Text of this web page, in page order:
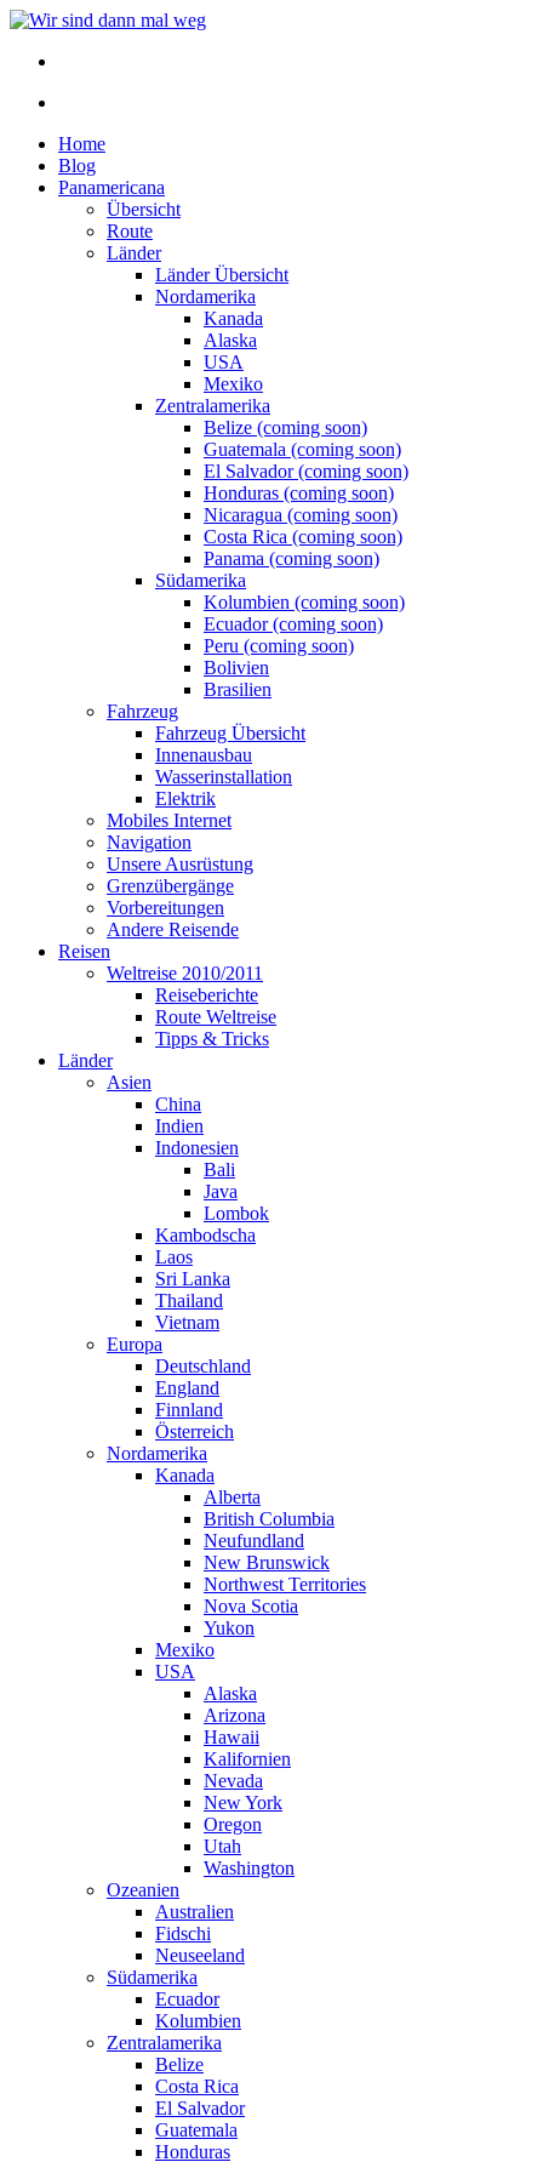
Home
Blog
Panamericana
Übersicht
Route
Länder
Länder Übersicht
Nordamerika
Kanada
Alaska
USA
Mexiko
Zentralamerika
Belize (coming soon)
Guatemala (coming soon)
El Salvador (coming soon)
Honduras (coming soon)
Nicaragua (coming soon)
Costa Rica (coming soon)
Panama (coming soon)
Südamerika
Kolumbien (coming soon)
Ecuador (coming soon)
Peru (coming soon)
Bolivien
Brasilien
Fahrzeug
Fahrzeug Übersicht
Innenausbau
Wasserinstallation
Elektrik
Mobiles Internet
Navigation
Unsere Ausrüstung
Grenzübergänge
Vorbereitungen
Andere Reisende
Reisen
Weltreise 2010/2011
Reiseberichte
Route Weltreise
Tipps & Tricks
Länder
Asien
China
Indien
Indonesien
Bali
Java
Lombok
Kambodscha
Laos
Sri Lanka
Thailand
Vietnam
Europa
Deutschland
England
Finnland
Österreich
Nordamerika
Kanada
Alberta
British Columbia
Neufundland
New Brunswick
Northwest Territories
Nova Scotia
Yukon
Mexiko
USA
Alaska
Arizona
Hawaii
Kalifornien
Nevada
New York
Oregon
Utah
Washington
Ozeanien
Australien
Fidschi
Neuseeland
Südamerika
Ecuador
Kolumbien
Zentralamerika
Belize
Costa Rica
El Salvador
Guatemala
Honduras